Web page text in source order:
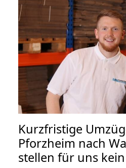
Kurzfristige
Pforzheim nach
stellen für uns